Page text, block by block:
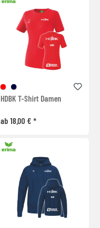
HDBK T-Shirt Damen
ab 18,00 € *